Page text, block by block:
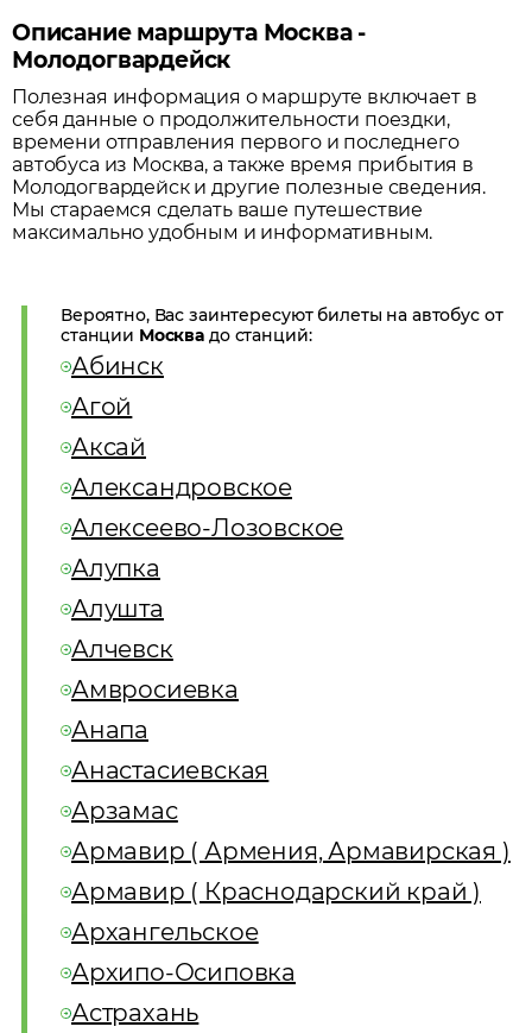
Описание маршрута Москва -
Молодогвардейск
Полезная информация о маршруте включает в
себя данные о продолжительности поездки,
времени отправления первого и последнего
автобуса из Москва, а также время прибытия в
Молодогвардейски другие полезные сведения.
Мы стараемся сделать ваше путешествие
максимально удобным и информативным.
Вероятно, Вас заинтересуют билеты на автобус от
станции Москва до станций:
Абинск
Агой
Аксай
Александровское
Алексеево-Лозовское
Алупка
Алушта
Алчевск
Амвросиевка
Анапа
Анастасиевская
Арзамас
Армавир ( Армения, Армавирская )
Армавир ( Краснодарский край )
Архангельское
Архипо-Осиповка
Астрахань